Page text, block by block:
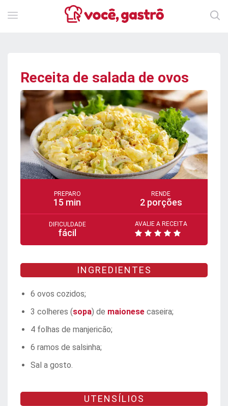
Receita de salada de ovos
PREPARO
15 min
RENDE
2 porções
DIFICULDADE
fácil
AVALIE A RECEITA
INGREDIENTES
6 ovos cozidos;
3 colheres (sopa) de maionese caseira;
4 folhas de manjericão;
6 ramos de salsinha;
Sal a gosto.
UTENSÍLIOS